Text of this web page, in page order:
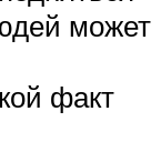
может
факт